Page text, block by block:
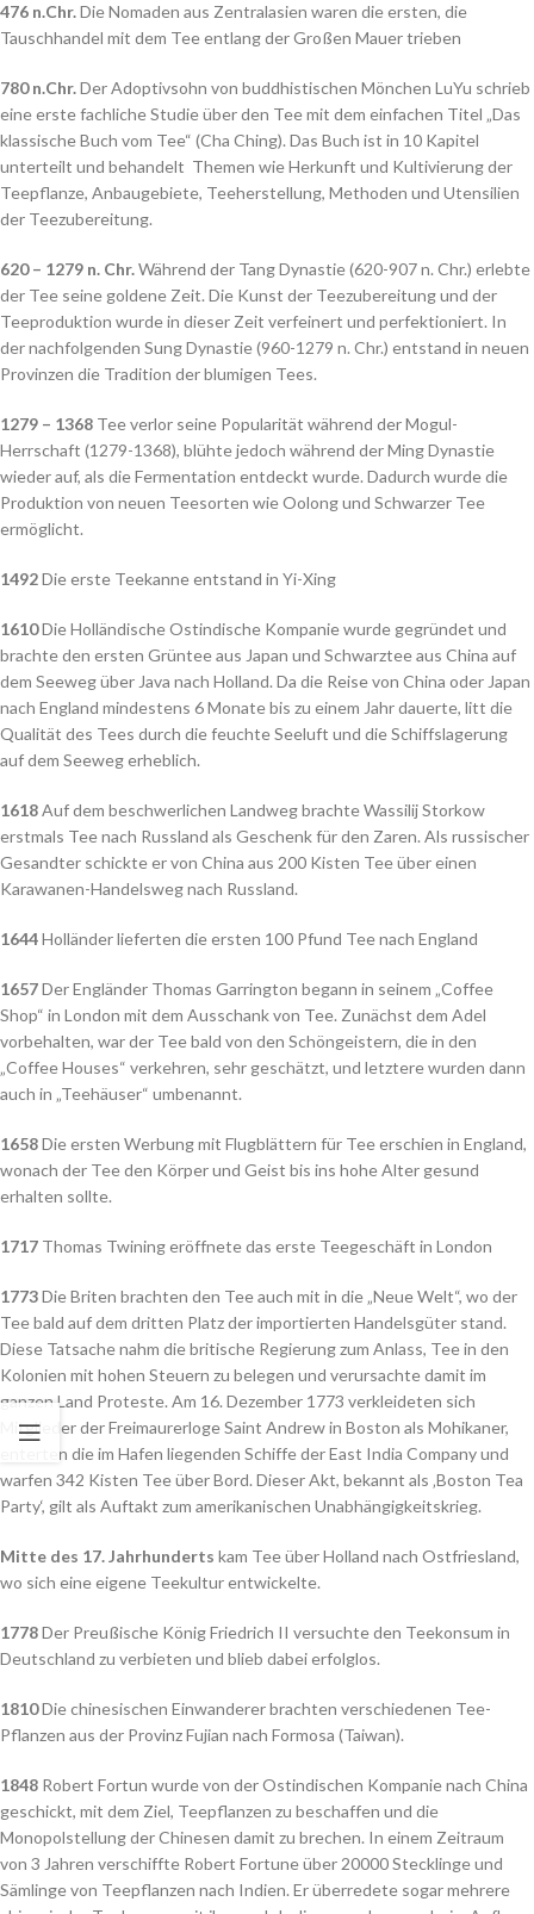
476 n.Chr.Die Nomaden aus Zentralasien waren die ersten, die
Tauschhandel mit dem Tee entlang der Großen Mauer trieben
780 n.Chr.Der Adoptivsohn von buddhistischen Mönchen LuYu schrieb
eine erste fachliche Studie über den Tee mit dem einfachen Titel „Das
klassische Buch vom Tee“ (Cha Ching). Das Buch ist in 10 Kapitel
unterteilt und behandelt Themen wie Herkunft und Kultivierung der
Teepflanze, Anbaugebiete, Teeherstellung, Methoden und Utensilien
der Teezubereitung.
620 – 1279 n. Chr.Während der Tang Dynastie (620-907 n. Chr.) erlebte
der Tee seine goldene Zeit. Die Kunst der Teezubereitung und der
Teeproduktion wurde in dieser Zeit verfeinert und perfektioniert. In
der nachfolgenden Sung Dynastie (960-1279 n. Chr.) entstand in neuen
Provinzen die Tradition der blumigen Tees.
1279 – 1368 Tee verlor seine Popularität während der Mogul-
Herrschaft (1279-1368), blühte jedoch während der Ming Dynastie
wieder auf, als die Fermentation entdeckt wurde. Dadurch wurde die
Produktion von neuen Teesorten wie Oolong und Schwarzer Tee
ermöglicht.
1492Die erste Teekanne entstand in Yi-Xing
1610Die Holländische Ostindische Kompanie wurde gegründet und
brachte den ersten Grüntee aus Japan und Schwarztee aus China auf
dem Seeweg über Java nach Holland. Da die Reise von China oder Japan
nach England mindestens 6 Monate bis zu einem Jahr dauerte, litt die
Qualität des Tees durch die feuchte Seeluft und die Schiffslagerung
auf dem Seeweg erheblich.
1618Auf dem beschwerlichen Landweg brachte Wassilij Storkow
erstmals Tee nach Russland als Geschenk für den Zaren. Als russischer
Gesandter schickte er von China aus 200 Kisten Tee über einen
Karawanen-Handelsweg nach Russland.
1644Holländer lieferten die ersten 100 Pfund Tee nach England
1657Der Engländer Thomas Garrington begann in seinem „Coffee
Shop“ in London mit dem Ausschank von Tee. Zunächst dem Adel
vorbehalten, war der Tee bald von den Schöngeistern, die in den
„Coffee Houses“ verkehren, sehr geschätzt, und letztere wurden dann
auch in „Teehäuser“ umbenannt.
1658Die ersten Werbung mit Flugblättern für Tee erschien in England,
wonach der Tee den Körper und Geist bis ins hohe Alter gesund
erhalten sollte.
1717 Thomas Twining eröffnete das erste Teegeschäft in London
1773Die Briten brachten den Tee auch mit in die „Neue Welt“, wo der
Tee bald auf dem dritten Platz der importierten Handelsgüter stand.
Diese Tatsache nahm die britische Regierung zum Anlass, Tee in den
Kolonien mit hohen Steuern zu belegen und verursachte damit im
ganzen Land Proteste. Am 16. Dezember 1773 verkleideten sich
Mitglieder der Freimaurerloge Saint Andrew in Boston als Mohikaner,
enterten die im Hafen liegenden Schiffe der East India Company und
warfen 342 Kisten Tee über Bord. Dieser Akt, bekannt als ‚Boston Tea
Party‘, gilt als Auftakt zum amerikanischen Unabhängigkeitskrieg.
Mitte des 17. Jahrhunderts kam Tee über Holland nach Ostfriesland,
wo sich eine eigene Teekultur entwickelte.
1778Der Preußische König Friedrich II versuchte den Teekonsum in
Deutschland zu verbieten und blieb dabei erfolglos.
1810Die chinesischen Einwanderer brachten verschiedenen Tee-
Pflanzen aus der Provinz Fujian nach Formosa (Taiwan).
1848 Robert Fortun wurde von der Ostindischen Kompanie nach China
geschickt, mit dem Ziel, Teepflanzen zu beschaffen und die
Monopolstellung der Chinesen damit zu brechen. In einem Zeitraum
von 3 Jahren verschiffte Robert Fortune über 20000 Stecklinge und
Sämlinge von Teepflanzen nach Indien. Er überredete sogar mehrere